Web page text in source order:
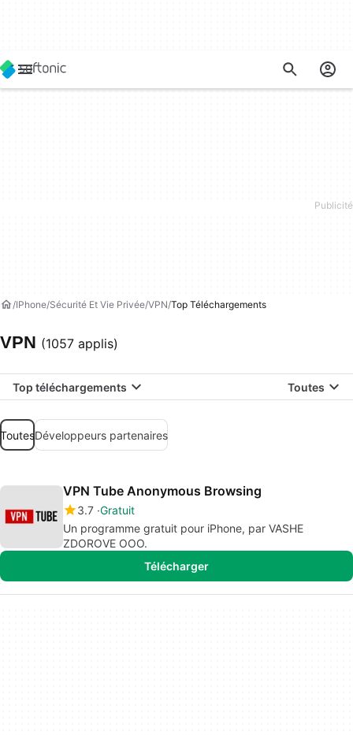
IPhone Sécurité Et Vie Privée VPN Top Téléchargements
VPN (1057 applis)
Top téléchargements Toutes
ToutesDéveloppeurs partenaires
VPN Tube Anonymous Browsing
3.7 Gratuit
Un programme gratuit pour iPhone, par VASHE
ZDOROVE OOO.
Télécharger